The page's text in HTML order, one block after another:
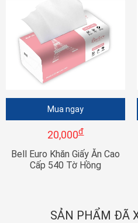
Mua ngay
20,000đ
Bell Euro Khăn Giấy Ăn Cao
Cấp 540 Tờ Hồng
SẢN PHẨM ĐÃ